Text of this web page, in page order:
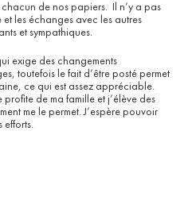
de nos papiers. Il n’y a pas
les échanges avec les autres
et sympathiques.
exige des changements
toutefois le fait d’être posté permet
ce qui est assez appréciable.
de ma famille et j’élève des
me le permet. J’espère pouvoir
efforts.